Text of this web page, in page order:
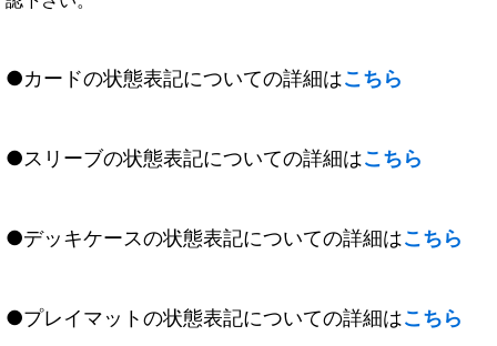
●カードの状態表記についての詳細はこちら
●スリーブの状態表記についての詳細はこちら
●デッキケースの状態表記についての詳細はこちら
●プレイマットの状態表記についての詳細はこちら